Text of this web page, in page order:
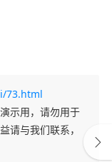
73.html
示用，请勿用于
请与我们联系，